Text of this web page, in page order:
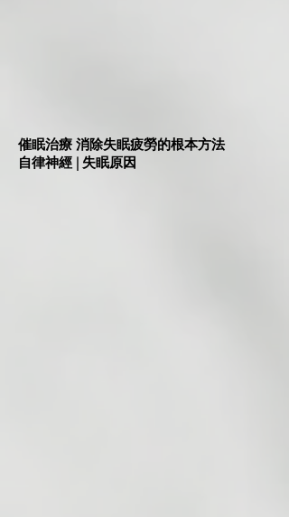
催眠治療 消除失眠疲勞的根本方法
自律神經 | 失眠原因